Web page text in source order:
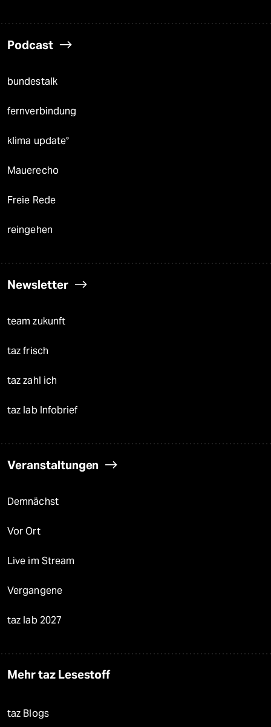
Podcast
bundestalk
fernverbindung
klima update°
Mauerecho
Freie Rede
reingehen
Newsletter
team zukunft
taz frisch
taz zahl ich
taz lab Infobrief
Veranstaltungen
Demnächst
Vor Ort
Live im Stream
Vergangene
taz lab 2027
Mehr taz Lesestoff
taz Blogs